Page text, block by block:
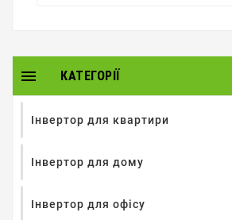
КАТЕГОРІЇ

Інвертор для квартири
Інвертор для дому
Інвертор для офісу